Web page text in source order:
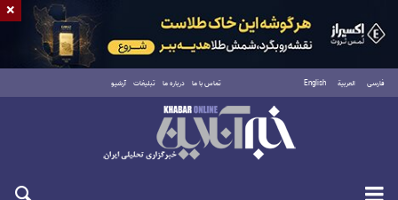
فارسی العربية English تماس با ما درباره ما تبلیغات آرشیو
جمعه ۱۶ مرداد ۱۴۰۵
×